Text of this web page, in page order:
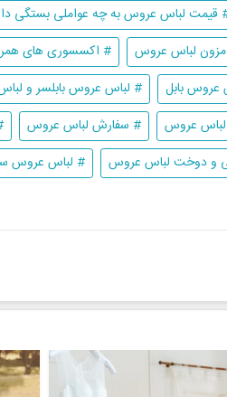
قیمت لباس عروس به چه عواملی بستگی
لباس عروس # اکسسوری های
عروس بابل # لباس عروس بابلسر و
لباس عروس # سفارش لباس عروس
و دوخت لباس عروس # لباس عروس